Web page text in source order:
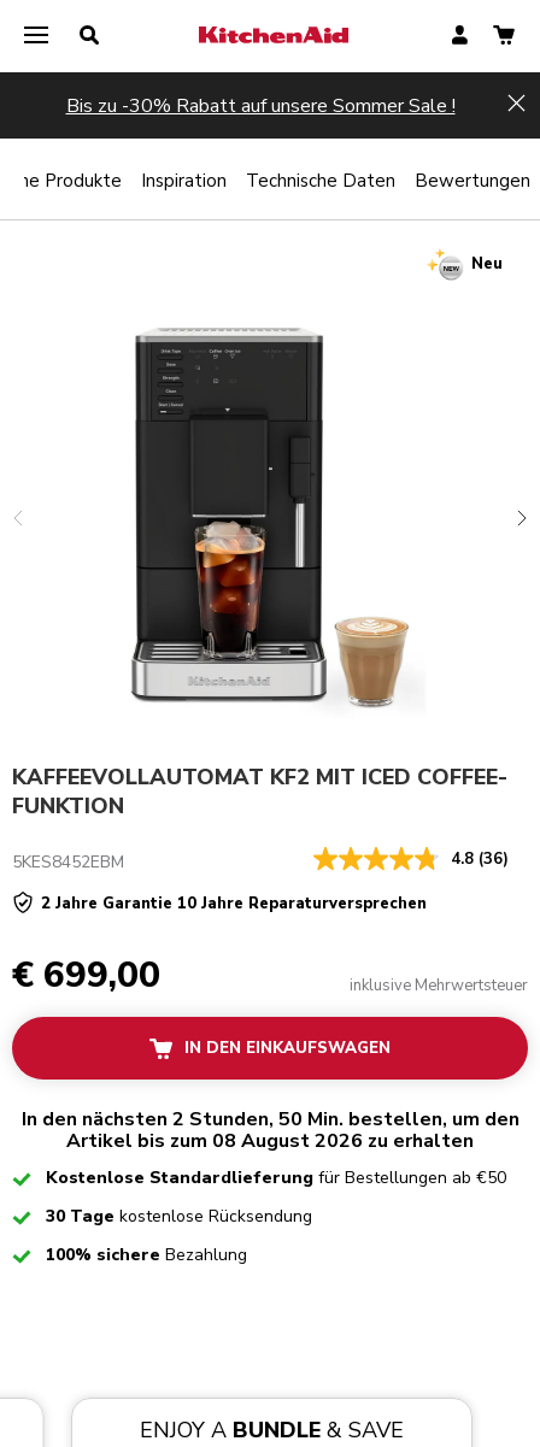
Bis zu -30% Rabatt auf unsere Sommer Sale !
Neu
KAFFEEVOLLAUTOMAT KF2 MIT ICED COFFEE-
FUNKTION
5KES8452EBM 4.8 (36)
2 Jahre Garantie 10 Jahre Reparaturversprechen
€ 699,00 inklusive Mehrwertsteuer
IN DEN EINKAUFSWAGEN
In den nächsten 2 Stunden, 50 Min. bestellen, um den
Artikel bis zum 08 August 2026 zu erhalten
CheckedKostenlose Standardlieferung für Bestellungen ab €50
Checked30 Tage kostenlose Rücksendung
Checked100% sichere Bezahlung
ENJOY A BUNDLE& SAVE
Produkte Inspiration Technische Daten Bewertungen